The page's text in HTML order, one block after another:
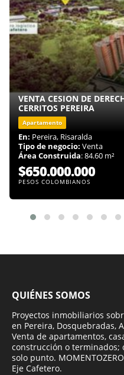
VENTA CESION DE
CERRITOS PEREIRA
Apartamento
En: Pereira, Risaralda
Tipo de negocio: Venta
Área Construida: 84.60 m²
$650.000.000
PESOS COLOMBIANOS
QUIÉNES SOMOS
Proyectos inmobiliarios
en Pereira, Dosquebradas,
Venta de apartamentos,
construcción o terminados;
solo punto.
Eje Cafetero.